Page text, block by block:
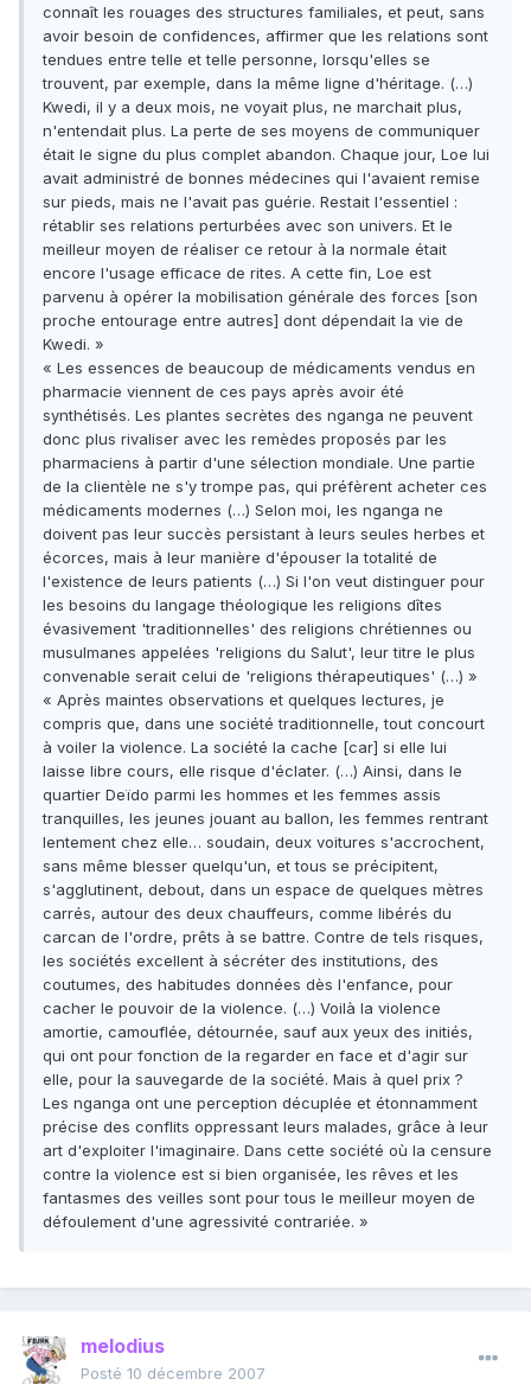
connaît les rouages des structures familiales, et peut, sans
avoir besoin de confidences, affirmer que les relations sont
tendues entre telle et telle personne, lorsqu'elles se
trouvent, par exemple, dans la même ligne d'héritage. (…)
Kwedi, il y a deux mois, ne voyait plus, ne marchait plus,
n'entendait plus. La perte de ses moyens de communiquer
était le signe du plus complet abandon. Chaque jour, Loe lui
avait administré de bonnes médecines qui l'avaient remise
sur pieds, mais ne l'avait pas guérie. Restait l'essentiel :
rétablir ses relations perturbées avec son univers. Et le
meilleur moyen de réaliser ce retour à la normale était
encore l'usage efficace de rites. A cette fin, Loe est
parvenu à opérer la mobilisation générale des forces [son
proche entourage entre autres] dont dépendait la vie de
Kwedi. »
« Les essences de beaucoup de médicaments vendus en
pharmacie viennent de ces pays après avoir été
synthétisés. Les plantes secrètes des nganga ne peuvent
donc plus rivaliser avec les remèdes proposés par les
pharmaciens à partir d'une sélection mondiale. Une partie
de la clientèle ne s'y trompe pas, qui préfèrent acheter ces
médicaments modernes (…) Selon moi, les nganga ne
doivent pas leur succès persistant à leurs seules herbes et
écorces, mais à leur manière d'épouser la totalité de
l'existence de leurs patients (…) Si l'on veut distinguer pour
les besoins du langage théologique les religions dîtes
évasivement 'traditionnelles' des religions chrétiennes ou
musulmanes appelées 'religions du Salut', leur titre le plus
convenable serait celui de 'religions thérapeutiques' (…) »
« Après maintes observations et quelques lectures, je
compris que, dans une société traditionnelle, tout concourt
à voiler la violence. La société la cache [car] si elle lui
laisse libre cours, elle risque d'éclater. (…) Ainsi, dans le
quartier Deïdo parmi les hommes et les femmes assis
tranquilles, les jeunes jouant au ballon, les femmes rentrant
lentement chez elle… soudain, deux voitures s'accrochent,
sans même blesser quelqu'un, et tous se précipitent,
s'agglutinent, debout, dans un espace de quelques mètres
carrés, autour des deux chauffeurs, comme libérés du
carcan de l'ordre, prêts à se battre. Contre de tels risques,
les sociétés excellent à sécréter des institutions, des
coutumes, des habitudes données dès l'enfance, pour
cacher le pouvoir de la violence. (…) Voilà la violence
amortie, camouflée, détournée, sauf aux yeux des initiés,
qui ont pour fonction de la regarder en face et d'agir sur
elle, pour la sauvegarde de la société. Mais à quel prix ?
Les nganga ont une perception décuplée et étonnamment
précise des conflits oppressant leurs malades, grâce à leur
art d'exploiter l'imaginaire. Dans cette société où la censure
contre la violence est si bien organisée, les rêves et les
fantasmes des veilles sont pour tous le meilleur moyen de
défoulement d'une agressivité contrariée. »
melodius
Posté 10 décembre 2007